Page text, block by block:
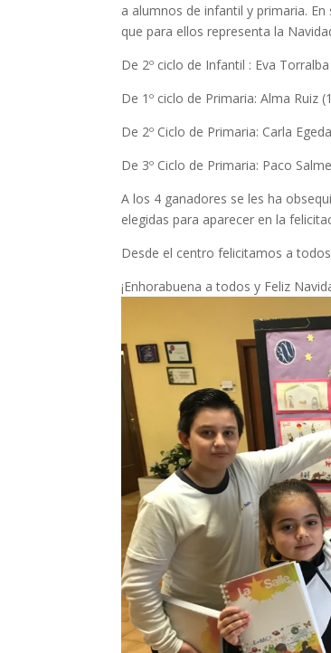
a alumnos de infantil y primaria.
que para ellos representa la
De 2º ciclo de Infantil : Eva
De 1º ciclo de Primaria: Alma Ruiz
De 2º Ciclo de Primaria: Carla
De 3º Ciclo de Primaria: Paco
A los 4 ganadores se les ha
elegidas para aparecer en la
Desde el centro felicitamos a
¡Enhorabuena a todos y Feliz